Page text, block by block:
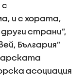
и с хората,
страни”,
България”
асоциация